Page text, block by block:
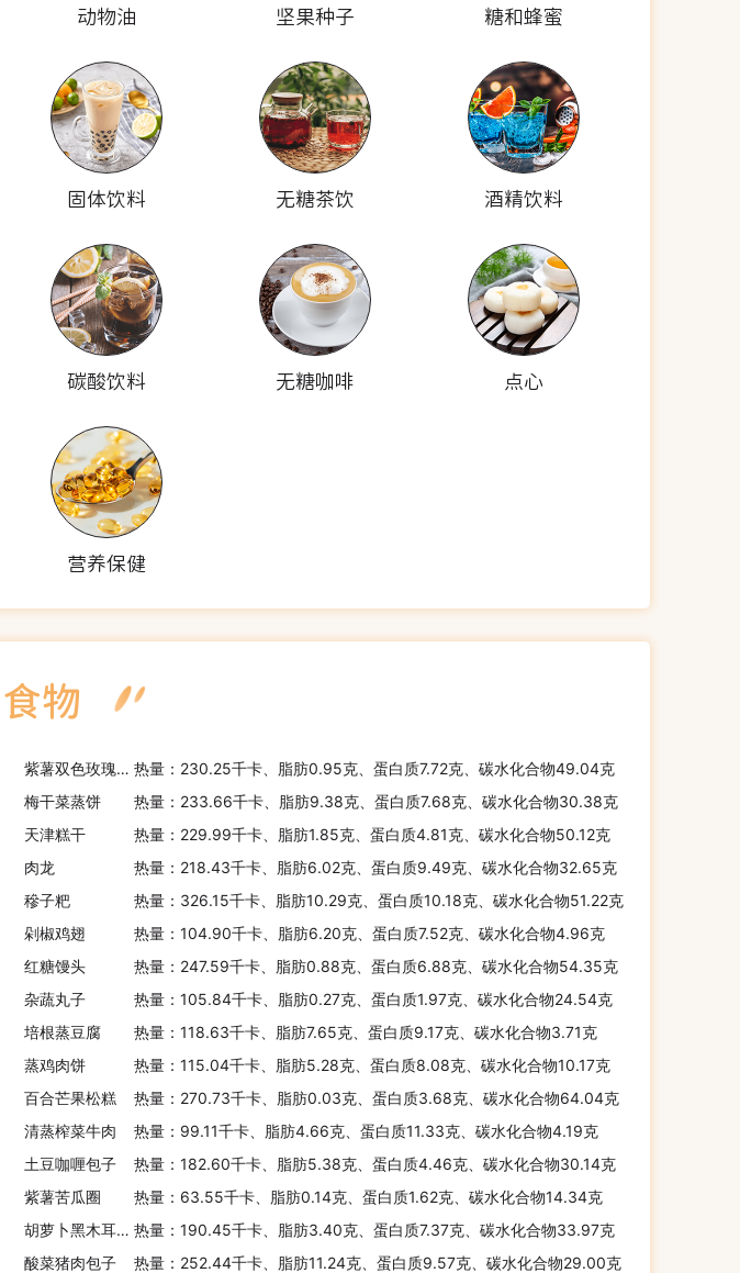
动物油 坚果种子 糖和蜂蜜
固体饮料 无糖茶饮 酒精饮料
碳酸饮料 无糖咖啡 点心
营养保健
紫薯双色玫瑰花卷 热量：230.25千卡、脂肪0.95克、蛋白质7.72克、碳水化合物49.04克
梅干菜蒸饼
热量：233.66千卡、脂肪9.38克、蛋白质7.68克、碳水化合物30.38克
天津糕干
热量：229.99千卡、脂肪1.85克、蛋白质4.81克、碳水化合物50.12克
肉龙
热量：218.43千卡、脂肪6.02克、蛋白质9.49克、碳水化合物32.65克
穇子粑
热量：326.15千卡、脂肪10.29克、蛋白质10.18克、碳水化合物51.22克
剁椒鸡翅
热量：104.90千卡、脂肪6.20克、蛋白质7.52克、碳水化合物4.96克
红糖馒头
热量：247.59千卡、脂肪0.88克、蛋白质6.88克、碳水化合物54.35克
杂蔬丸子
热量：105.84千卡、脂肪0.27克、蛋白质1.97克、碳水化合物24.54克
培根蒸豆腐
热量：118.63千卡、脂肪7.65克、蛋白质9.17克、碳水化合物3.71克
蒸鸡肉饼
热量：115.04千卡、脂肪5.28克、蛋白质8.08克、碳水化合物10.17克
百合芒果松糕
热量：270.73千卡、脂肪0.03克、蛋白质3.68克、碳水化合物64.04克
清蒸榨菜牛肉
热量：99.11千卡、脂肪4.66克、蛋白质11.33克、碳水化合物4.19克
土豆咖喱包子
热量：182.60千卡、脂肪5.38克、蛋白质4.46克、碳水化合物30.14克
紫薯苦瓜圈
热量：63.55千卡、脂肪0.14克、蛋白质1.62克、碳水化合物14.34克
胡萝卜黑木耳包子 热量：190.45千卡、脂肪3.40克、蛋白质7.37克、碳水化合物33.97克
酸菜猪肉包子
热量：252.44千卡、脂肪11.24克、蛋白质9.57克、碳水化合物29.00克